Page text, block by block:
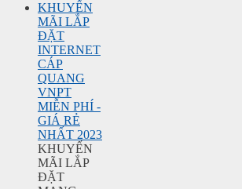
KHUYẾN
MÃI LẮP
ĐẶT
INTERNET
CÁP
QUANG
VNPT
MIỄN PHÍ -
GIÁ RẺ
NHẤT 2023
KHUYẾN
MÃI LẮP
ĐẶT